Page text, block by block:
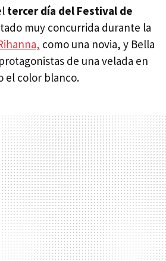
tercer día del Festival de
muy concurrida durante la
como una novia, y Bella
de una velada en
el color blanco.